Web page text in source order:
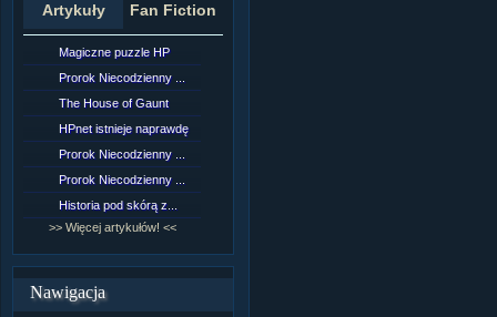
Artykuły Fan Fiction
Magiczne puzzle HP
Prorok Niecodzienny ...
The House of Gaunt
HPnet istnieje naprawdę
Prorok Niecodzienny ...
Prorok Niecodzienny ...
Historia pod skórą z...
>> Więcej artykułów! <<
Nawigacja